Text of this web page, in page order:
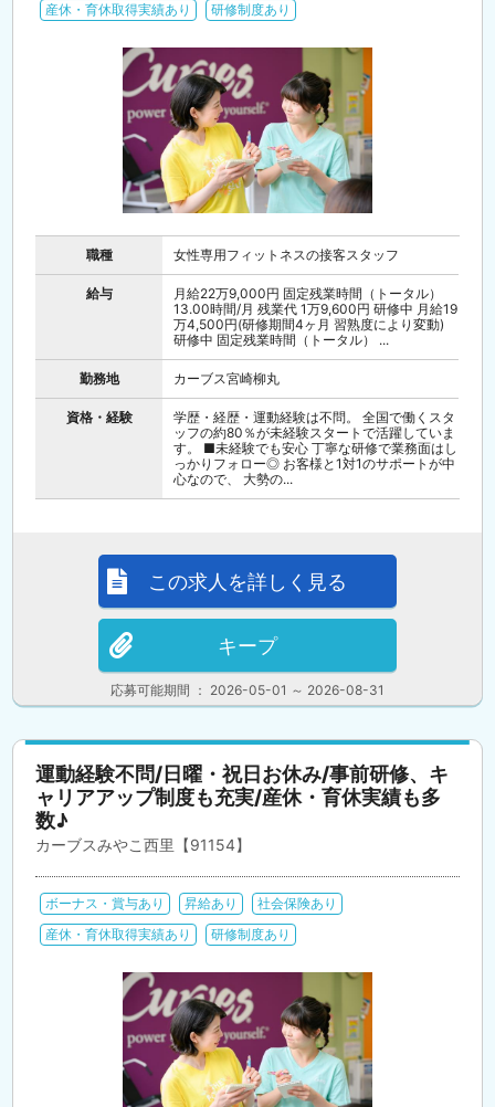
産休・育休取得実績あり
研修制度あり
職種 女性専用フィットネスの接客スタッフ
給与
月給22万9,000円 固定残業時間（トータル）
13.00時間/月 残業代 1万9,600円 研修中 月給19
万4,500円(研修期間4ヶ月 習熟度により変動)
研修中 固定残業時間（トータル） ...
勤務地 カーブス宮崎柳丸
資格・経験
学歴・経歴・運動経験は不問。 全国で働くスタ
ッフの約80％が未経験スタートで活躍していま
す。 ■未経験でも安心 丁寧な研修で業務面はし
っかりフォロー◎ お客様と1対1のサポートが中
心なので、 大勢の...
応募可能期間 ： 2026-05-01 ～ 2026-08-31
この求人を詳しく見る
キープ
運動経験不問/日曜・祝日お休み/事前研修、キ
ャリアアップ制度も充実/産休・育休実績も多
数♪
カーブスみやこ西里【91154】
ボーナス・賞与あり 昇給あり
社会保険あり
産休・育休取得実績あり
研修制度あり